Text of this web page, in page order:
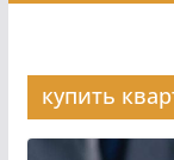
купить